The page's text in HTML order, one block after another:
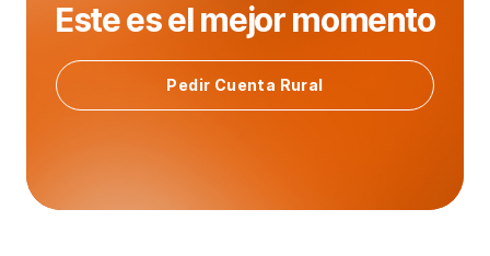
Este es el mejor momento
Pedir Cuenta Rural